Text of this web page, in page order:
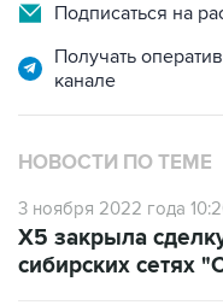
Подписаться на
Получать
канале
НОВОСТИ ПО ТЕМЕ
3 ноября 2022 года
Х5 закрыла
сибирских сетях